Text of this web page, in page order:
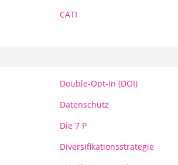
CATI
Double-Opt-In (DOI)
Datenschutz
Die 7 P
Diversifikationsstrategie